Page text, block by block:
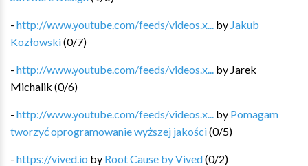
- http://www.youtube.com/feeds/videos.x... by Jakub
Kozłowski(0/7)
- http://www.youtube.com/feeds/videos.x... by Jarek
Michalik (0/6)
- http://www.youtube.com/feeds/videos.x... by Pomagam
tworzyć oprogramowanie wyższej jakości(0/5)
- https://vived.io by Root Cause by Vived(0/2)